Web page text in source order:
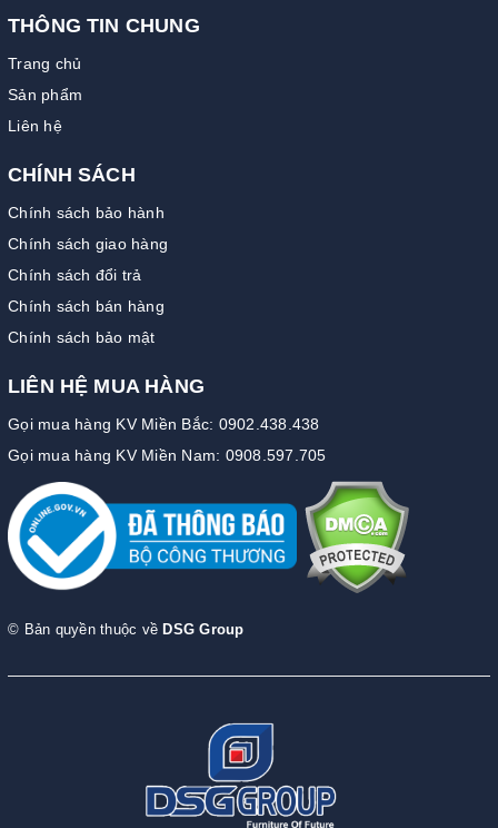
THÔNG TIN CHUNG
Trang chủ
Sản phẩm
Liên hệ
CHÍNH SÁCH
Chính sách bảo hành
Chính sách giao hàng
Chính sách đổi trả
Chính sách bán hàng
Chính sách bảo mật
LIÊN HỆ MUA HÀNG
Gọi mua hàng KV Miền Bắc: 0902.438.438
Gọi mua hàng KV Miền Nam: 0908.597.705
© Bản quyền thuộc về DSG Group